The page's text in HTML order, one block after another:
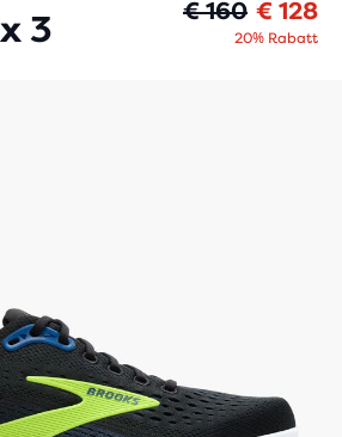
3 € 160 € 128
20% Rabatt